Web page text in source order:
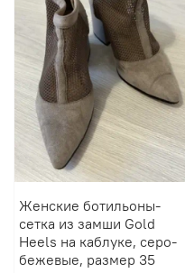
Женские ботильоны-
сетка из замши Gold
Heels на каблуке, серо-
бежевые, размер 35